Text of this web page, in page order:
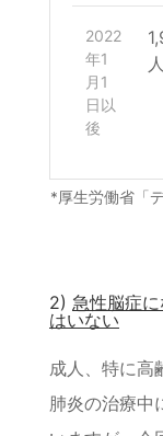
2022
年1
月1
日以
後
人
*厚生労働省「
2) 急性脳症
はいない
成人、特に高
肺炎の治療中